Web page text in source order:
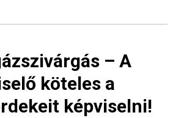
– A
köteles a
képviselni!